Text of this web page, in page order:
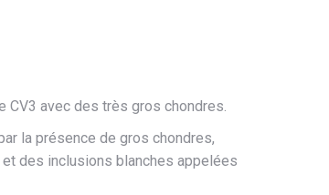
CV3 avec des très gros chondres.
la présence de gros chondres,
des inclusions blanches appelées